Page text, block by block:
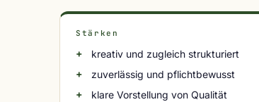
Stärken
kreativ und zugleich strukturiert
zuverlässig und pflichtbewusst
klare Vorstellung von Qualität